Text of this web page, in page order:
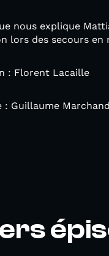
nous explique
lors des secours en
: Florent Lacaille
: Guillaume